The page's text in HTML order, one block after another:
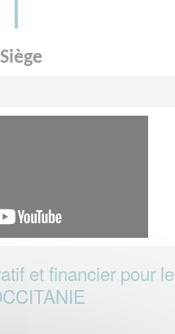
et financier pour le